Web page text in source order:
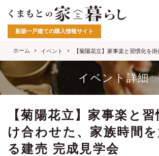
新築一戸建ての購入情報サイト
ホーム イベント 【菊陽花立】家事楽と習慣化を
イベント詳細
【菊陽花立】家事楽と
け合わせた、家族時間
る建売 完成見学会